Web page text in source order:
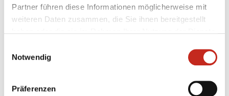
Partner führen diese Informationen möglicherweise mit
weiteren Daten zusammen, die Sie ihnen bereitgestellt
Notwendig
Präferenzen
(TBV Lemgo, 4/3)